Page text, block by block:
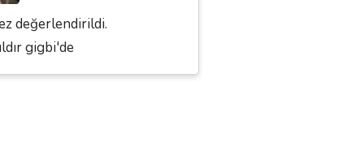
değerlendirildi.
gigbi'de